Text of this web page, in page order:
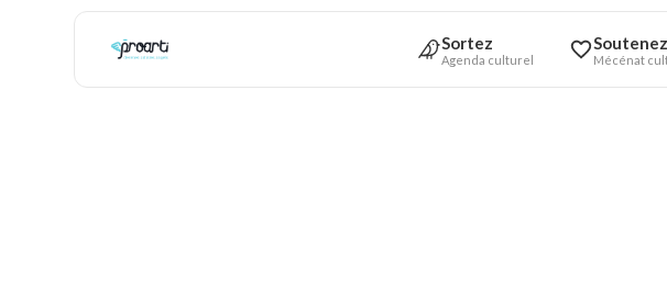
Sortez
Agenda culturel
Soutenez
Mécénat